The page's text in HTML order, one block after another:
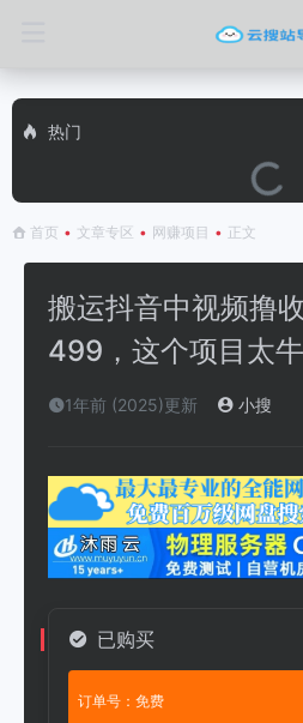
热门
首页 • 文章专区 • 网赚项目 • 正文
搬运抖音中视频撸
499，这个项目太
1年前 (2025)更新 小搜
已购买
订单号：免费